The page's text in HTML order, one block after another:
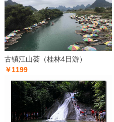
古镇江山荟（桂林4日游）
￥1199